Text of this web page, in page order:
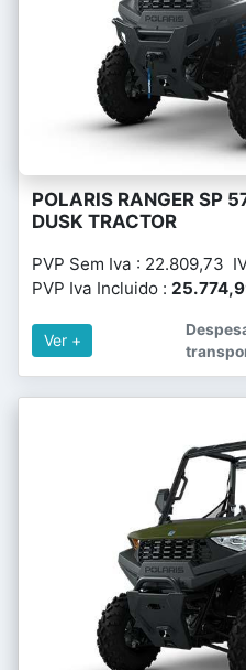
POLARIS RANGER SP
DUSK TRACTOR
PVP Sem Iva : 22.809,73
PVP Iva Incluido :
Ver +